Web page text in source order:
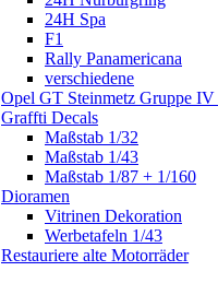
24H Spa
F1
Rally Panamericana
verschiedene
Opel GT Steinmetz Gruppe IV
Graffti Decals
Maßstab 1/32
Maßstab 1/43
Maßstab 1/87 + 1/160
Dioramen
Vitrinen Dekoration
Werbetafeln 1/43
Restauriere alte Motorräder